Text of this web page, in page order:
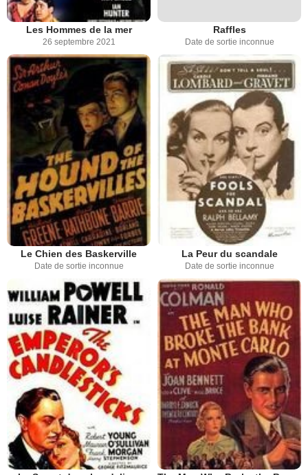
Les Hommes de la mer
26 septembre 2021
Raffles
Date de sortie inconnue
Le Chien des Baskerville
Date de sortie inconnue
La Peur du scandale
Date de sortie inconnue